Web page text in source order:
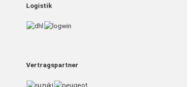
Logistik
Vertragspartner